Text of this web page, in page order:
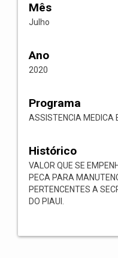
Mês
Julho
Ano
2020
Programa
ASSISTENCIA MEDICA
Histórico
VALOR QUE SE
PECA PARA
PERTENCENTES A
DO PIAUI.